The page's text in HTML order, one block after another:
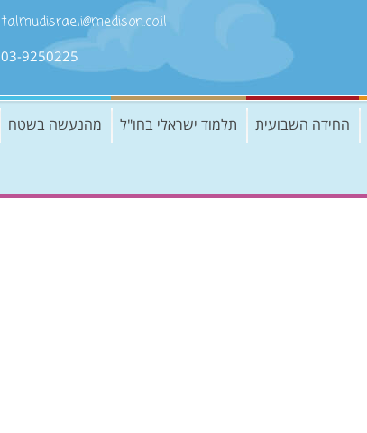
talmudisraeli@medison.co.il
03-9250225
החידה השבועית תלמוד ישראלי בחו"ל מהנעשה בשטח